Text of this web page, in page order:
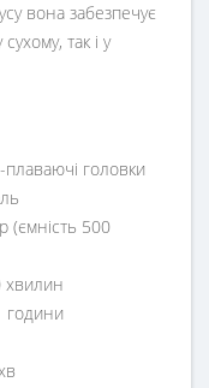
вона забезпечує
так і у
головки
(ємність 500
хвилин
години